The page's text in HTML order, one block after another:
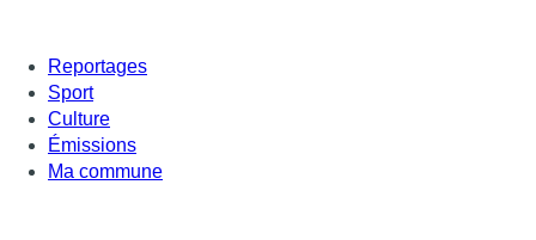
Reportages
Sport
Culture
Émissions
Ma commune